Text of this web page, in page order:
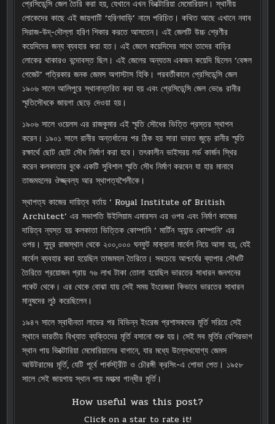
প্রেসিডেন্সি জেল তৈরি করা হয়, যেখানে এখন ভিক্টোরিয়া মেমোরিয়াল। স্থানীয়
লোকেদের কাছে এই জায়গাটি ‘হরিণবাড়ি’ নামে পরিচিত। কথিত আছে এখানে নবাব
সিরাজ-উদ্-দৌল্লা হরিণ শিকার করতে আসতেন। এই জেলটি উচ্চ শ্রেণীর
কয়েদিদের জন্য ব্যবহার করা হত। এই জেলে কয়েদিদের সাথে তাদের বাড়ির
লোকের থাকারও বন্দোবস্ত ছিল। এই জেলের অন্যতম একজন কয়েদি ছিলেন ‘বেঙ্গল
গেজেট’ পত্রিকার জনক জেমস অগাস্টাস হিকি। পরবর্তীকালে প্রেসিডেন্সি জেল
১৯০৬ সালে আলিপুরে স্থানান্তরিত করা হয় এবং প্রেসিডেন্সি জেল ভেঙে রানীর
স্মৃতিসৌধকে জায়গা ছেড়ে দেওয়া হয়।
১৯০৬ সালে ওয়েলস এর রাজকুমার এই স্মৃতি সৌধের ভিত্তি প্রস্তর স্থাপন
করেন। ১৯০১ সালে রানীর অন্তর্ধানের পর ঠিক হয় সারা ভারত জুড়ে রানীর স্মৃতি
রক্ষার্থে ছোট ছোট সৌধ নির্মাণ করা হবে। তৎকালীন ভাইসরয় লর্ড কার্জন স্থির
করেন কলকাতার বুকে একটি সুবিশাল স্মৃতি সৌধ নির্মাণ করবেন যা হার মানাবে
তাজমহলের ঔজ্জ্বল্য আর স্থাপত্যশৈলীকে।
স্থাপত্য কাজের দায়িত্ব বর্তায় ‘ Royal Institute of British
Architect’ এর সভাপতি উইলিয়াম এমারসন এর ওপর এবং নির্মাণ কাজের
দায়িত্ব ন্যস্ত হয় কলকাতা ভিত্তিক কোম্পানি ‘ মার্টিন অ্যান্ড কোম্পানি’ এর
ওপর। সুদূর রাজস্থান থেকে ২০০,০০০ ঘনফুট মাক্রানা মার্বেল নিয়ে আসা হয়, যেই
মার্বেল ব্যবহার করা হয়েছিল তাজমহল তৈরিতে। সবচেয়ে আশ্চর্যের ব্যাপার সৌধটি
তৈরিতে প্রয়োজন প্রায় ৭৬ লাখ টাকা তোলা হয়েছিল ভারতের সাধারন জনগনের
পকেট থেকে। এর থেকে বোঝা যায় সেই সময় ইংরেজরা কিভাবে ভারতের সাধারন
মানুষদের লুঠ করেছিলেন।
১৯৪৭ সালে স্বাধীনতা লাভের পর বিভিন্ন ইংরেজ প্রশাসকদের মূর্তি সরিয়ে সেই
স্থানে ভারতীয় বিখ্যাত ব্যক্তিদের মূর্তি বসানো শুরু হয়। সেই সব মূর্তির বেশিরভাগ
স্থান পায় ভিক্টোরিয়া মেমোরিয়ালের বাগানে, যার মধ্যে উল্লেখযোগ্য জেমস
আউটরামের মূর্তি, যেটি পূর্বে পার্কস্ট্রীট ও চৌরঙ্গী ক্রসিং-এ শোভা পেত। ১৯৫৮
সালে সেই জায়গায় স্থান পায় মহাত্মা গান্ধীর মূর্তি।
How useful was this post?
Click on a star to rate it!